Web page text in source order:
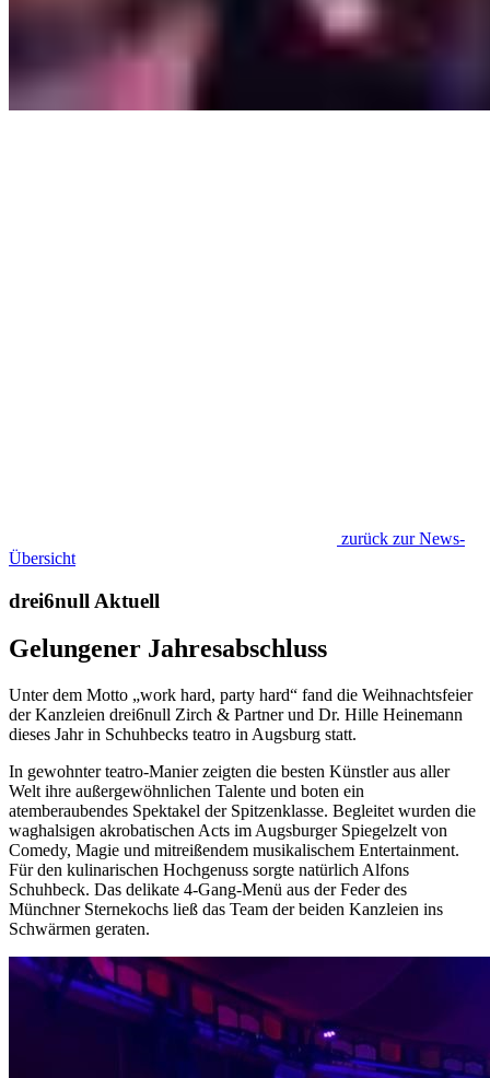
zurück zur News-
Übersicht
drei6null Aktuell
Gelungener Jahresabschluss
Unter dem Motto „work hard, party hard“ fand die Weihnachtsfeier
der Kanzleien drei6null Zirch & Partner und Dr. Hille Heinemann
dieses Jahr in Schuhbecks teatro in Augsburg statt.
In gewohnter teatro-Manier zeigten die besten Künstler aus aller
Welt ihre außergewöhnlichen Talente und boten ein
atemberaubendes Spektakel der Spitzenklasse. Begleitet wurden die
waghalsigen akrobatischen Acts im Augsburger Spiegelzelt von
Comedy, Magie und mitreißendem musikalischem Entertainment.
Für den kulinarischen Hochgenuss sorgte natürlich Alfons
Schuhbeck. Das delikate 4-Gang-Menü aus der Feder des
Münchner Sternekochs ließ das Team der beiden Kanzleien ins
Schwärmen geraten.